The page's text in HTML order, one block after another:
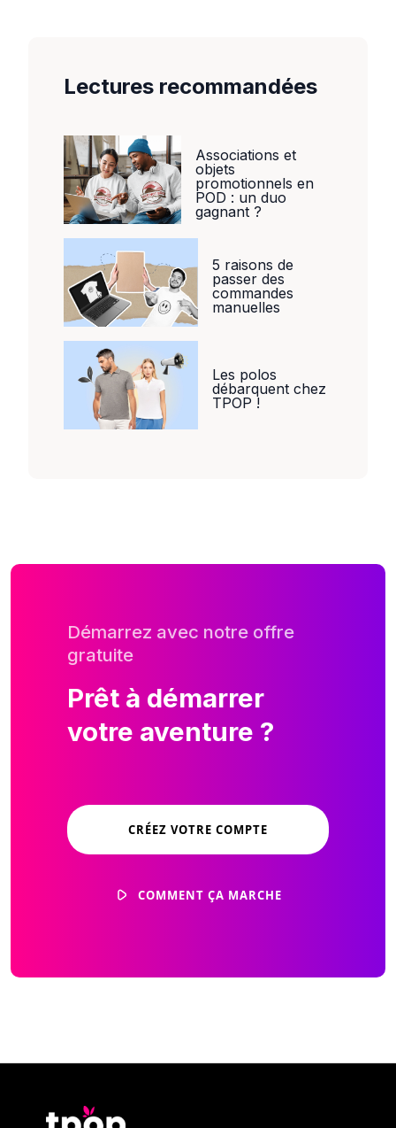
Lectures recommandées
Associations et
objets
promotionnels en
POD : un duo
gagnant ?
5 raisons de
passer des
commandes
manuelles
Les polos
débarquent chez
TPOP !
Démarrez avec notre offre
gratuite
Prêt à démarrer
votre aventure ?
CRÉEZ VOTRE COMPTE
COMMENT ÇA MARCHE